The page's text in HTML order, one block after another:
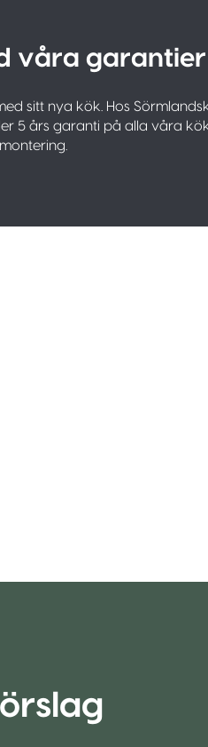
våra garantier
sitt nya kök. Hos
5 års garanti på alla våra